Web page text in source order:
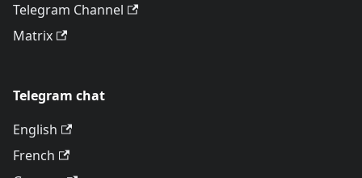
Telegram Channel
Matrix
Telegram chat
English
French